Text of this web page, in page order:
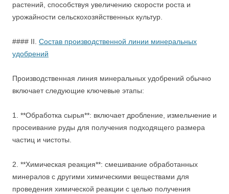
растений, способствуя увеличению скорости роста и
урожайности сельскохозяйственных культур.
#### II. Состав производственной линии минеральных
удобрений
Производственная линия минеральных удобрений обычно
включает следующие ключевые этапы:
1. **Обработка сырья**: включает дробление, измельчение и
просеивание руды для получения подходящего размера
частиц и чистоты.
2. **Химическая реакция**: смешивание обработанных
минералов с другими химическими веществами для
проведения химической реакции с целью получения